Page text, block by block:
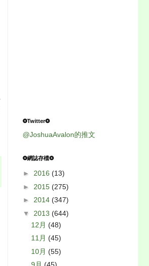
❂Twitter❂
@JoshuaAvalon的推文
❂網誌存檔❂
► 2016 (13)
► 2015 (275)
► 2014 (347)
▼ 2013 (644)
12月 (48)
11月 (45)
10月 (55)